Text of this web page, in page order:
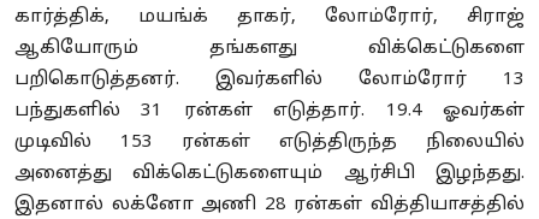
கார்த்திக், மயங்க் தாகர், லோம்ரோர், சிராஜ்
ஆகியோரும் தங்களது விக்கெட்டுகளை
பறிகொடுத்தனர். இவர்களில் லோம்ரோர் 13
பந்துகளில் 31 ரன்கள் எடுத்தார். 19.4 ஓவர்கள்
முடிவில் 153 ரன்கள் எடுத்திருந்த நிலையில்
அனைத்து விக்கெட்டுகளையும் ஆர்சிபி இழந்தது.
இதனால் லக்னோ அணி 28 ரன்கள் வித்தியாசத்தில்